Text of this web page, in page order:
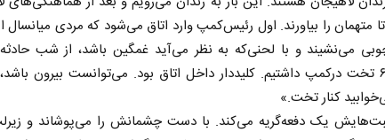
متهمان را بیاورند. اول رئیس‌کمپ وارد اتاق می‌شود که مردی
می‌نشیند و با لحنی‌که به نظر می‌آید غمگین باشد، از شب
«حدود ۶۰ تخت درکمپ داشتیم. کلیددار داخل اتاق بود. می‌توانست بیرون
کنار تخت.»
یک ‌دفعه‌گریه می‌کند. با دست چشمانش را می‌‌پوشاند و